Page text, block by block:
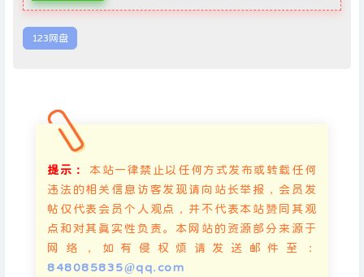
123网盘
提示：本站一律禁止以任何方式发布或转载任何
违法的相关信息访客发现请向站长举报，会员发
帖仅代表会员个人观点，并不代表本站赞同其观
点和对其真实性负责。本网站的资源部分来源于
网络，如有侵权烦请发送邮件至：
848085835@qq.com